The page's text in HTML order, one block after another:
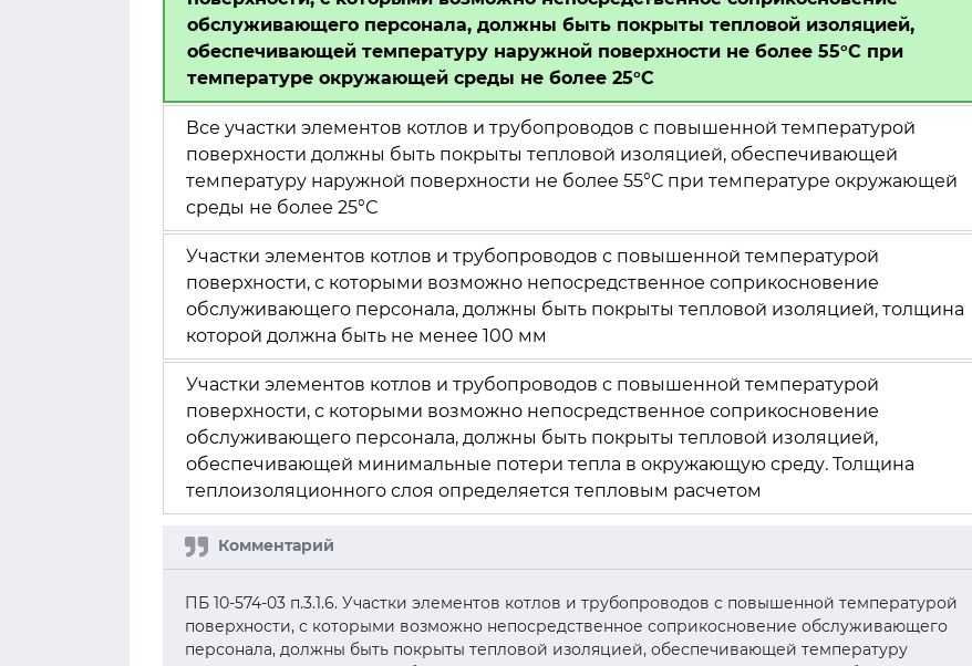
обслуживающего персонала, должны быть покрыты тепловой изоляцией,
обеспечивающей температуру наружной поверхности не более 55°С при
температуре окружающей среды не более 25°С
Все участки элементов котлов и трубопроводов с повышенной температурой
поверхности должны быть покрыты тепловой изоляцией, обеспечивающей
температуру наружной поверхности не более 55°С при температуре окружающей
среды не более 25°С
Участки элементов котлов и трубопроводов с повышенной температурой
поверхности, с которыми возможно непосредственное соприкосновение
обслуживающего персонала, должны быть покрыты тепловой изоляцией, толщина
которой должна быть не менее 100 мм
Участки элементов котлов и трубопроводов с повышенной температурой
поверхности, с которыми возможно непосредственное соприкосновение
обслуживающего персонала, должны быть покрыты тепловой изоляцией,
обеспечивающей минимальные потери тепла в окружающую среду. Толщина
теплоизоляционного слоя определяется тепловым расчетом
ПБ 10-574-03 п.3.1.6. Участки элементов котлов и трубопроводов с повышенной температурой
поверхности, с которыми возможно непосредственное соприкосновение обслуживающего
персонала, должны быть покрыты тепловой изоляцией, обеспечивающей температуру